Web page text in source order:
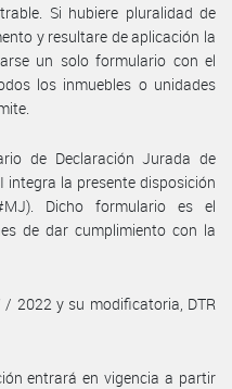
Si hubiere pluralidad de
y resultare de aplicación la
un solo formulario con el
los inmuebles o unidades
de Declaración Jurada de
integra la presente disposición
Dicho formulario es el
de dar cumplimiento con la
/ 2022 y su modificatoria, DTR
entrará en vigencia a partir